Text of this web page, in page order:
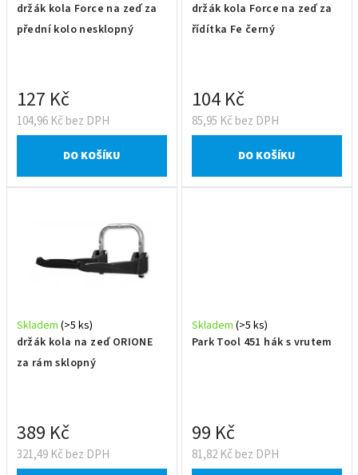
o
d
ů
držák kola Force na zeď za
přední kolo nesklopný
104,96 Kč bez DPH
127 Kč
DO KOŠÍKU
držák kola Force na zeď za
řídítka Fe černý
85,95 Kč bez DPH
104 Kč
DO KOŠÍKU
držák kola na zeď ORIONE
za rám sklopný
Skladem (>5 ks)
321,49 Kč bez DPH
389 Kč
Park Tool 451 hák s vrutem
Skladem (>5 ks)
81,82 Kč bez DPH
99 Kč